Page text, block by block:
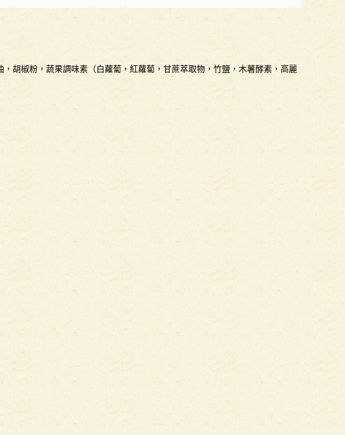
胡椒粉，蔬果調味素（白蘿蔔，紅蘿蔔，甘蔗萃取物，竹鹽，木薯酵素，高麗